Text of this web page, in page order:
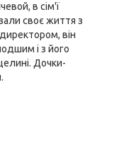
в сім'ї
своє життя з
він
і з його
Дочки-